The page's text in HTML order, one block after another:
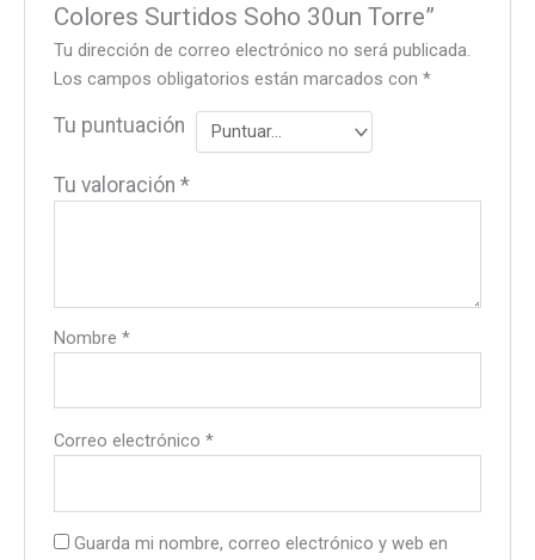
Colores Surtidos Soho 30un Torre”
Tu dirección de correo electrónico no será publicada.
Los campos obligatorios están marcados con*
Tu puntuación
Tu valoración*
Nombre*
Correo electrónico*
Guarda mi nombre, correo electrónico y web en